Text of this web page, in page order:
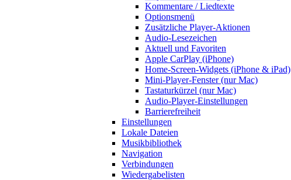
Kommentare / Liedtexte
Optionsmenü
Zusätzliche Player-Aktionen
Audio-Lesezeichen
Aktuell und Favoriten
Apple CarPlay (iPhone)
Home-Screen-Widgets (iPhone & iPad)
Mini-Player-Fenster (nur Mac)
Tastaturkürzel (nur Mac)
Audio-Player-Einstellungen
Barrierefreiheit
Einstellungen
Lokale Dateien
Musikbibliothek
Navigation
Verbindungen
Wiedergabelisten